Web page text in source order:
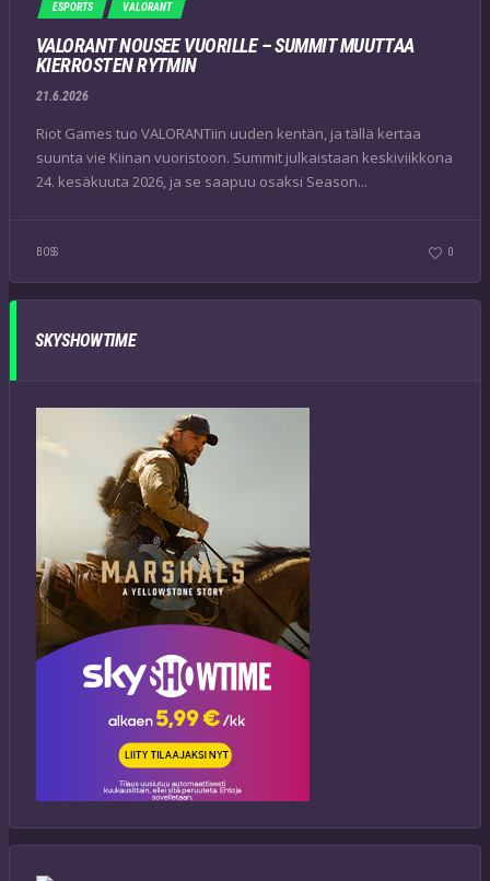
ESPORTS VALORANT
VALORANT NOUSEE VUORILLE – SUMMIT MUUTTAA
KIERROSTEN RYTMIN
21.6.2026
Riot Games tuo VALORANTiin uuden kentän, ja tällä kertaa
suunta vie Kiinan vuoristoon. Summit julkaistaan keskiviikkona
24. kesäkuuta 2026, ja se saapuu osaksi Season...
BOSS 0
SKYSHOWTIME